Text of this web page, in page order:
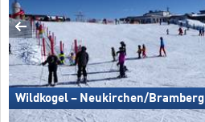
Wildkogel – Neukirchen/​Bramberg